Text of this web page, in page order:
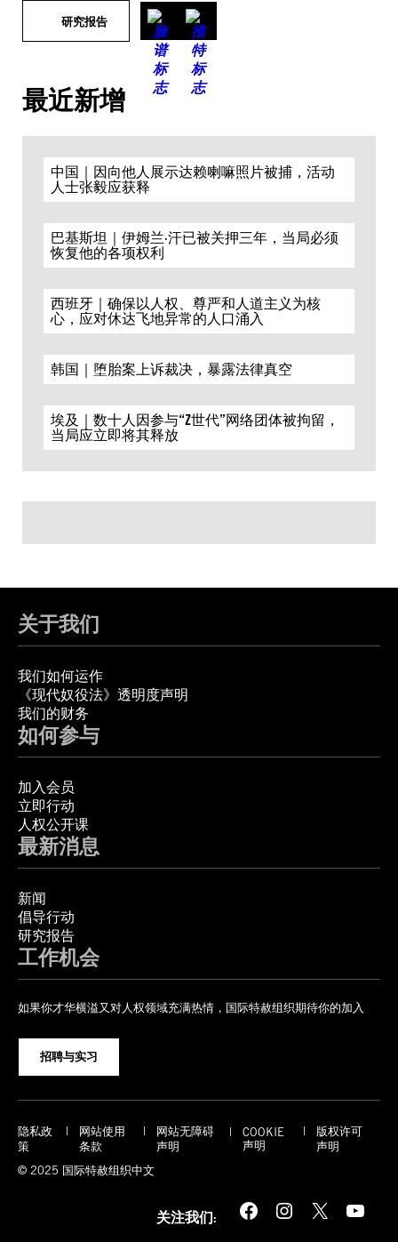
研究报告
最近新增
中国｜因向他人展示达赖喇嘛照片被捕，活动
人士张毅应获释
巴基斯坦｜伊姆兰·汗已被关押三年，当局必须
恢复他的各项权利
西班牙｜确保以人权、尊严和人道主义为核
心，应对休达飞地异常的人口涌入
韩国｜堕胎案上诉裁决，暴露法律真空
埃及｜数十人因参与“Z世代”网络团体被拘留，
当局应立即将其释放
关于我们
我们如何运作
《现代奴役法》透明度声明
我们的财务
如何参与
加入会员
立即行动
人权公开课
最新消息
新闻
倡导行动
研究报告
工作机会
如果你才华横溢又对人权领域充满热情，国际特赦组织期待你的加入
招聘与实习
隐私政
策
网站使用
条款
网站无障碍
声明
COOKIE
声明
版权许可
声明
© 2025 国际特赦组织中文
关注我们: Facebook Instagram X YouTube